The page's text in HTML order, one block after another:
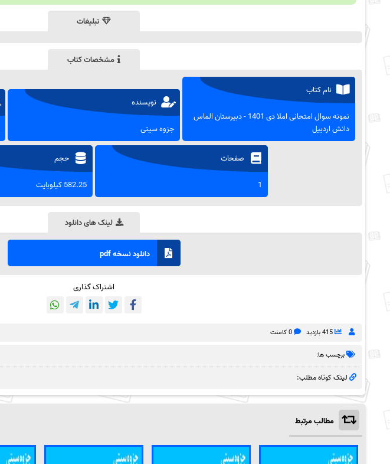
تبلیغات
مشخصات کتاب
نام کتاب
نمونه سوال امتحانی املا دی 1401 - دبیرستان الماس
دانش اردبیل
نویسنده
جزوه سیتی
صفحات
1
حجم
582.25 کیلوبایت
لینک های دانلود
دانلود نسخه pdf
اشتراک گذاری
415 بازدید 0 کامنت
برچسب ها:
لینک کوتاه مطلب:
مطالب مرتبط